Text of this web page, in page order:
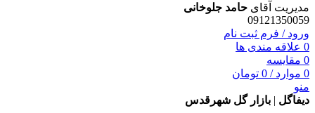
مدیریت آقای حامد جلوخانی
09121350059
ورود / فرم ثبت نام
0 علاقه مندی ها
0 مقایسه
0 موارد /
0 تومان
منو
دیفاگل | بازار گل شهرقدس